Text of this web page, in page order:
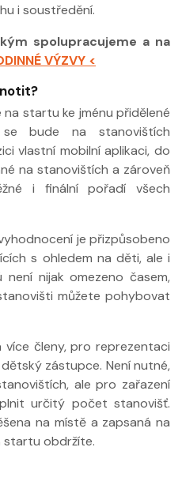
i soustředění.
spolupracujeme a na
VÝZVY <
startu ke jménu přidělené
bude na stanovištích
vlastní mobilní aplikaci, do
na stanovištích a zároveň
i finální pořadí všech
je přizpůsobeno
s ohledem na děti, ale i
není nijak omezeno časem,
můžete pohybovat
členy, pro reprezentaci
zástupce. Není nutné,
ale pro zařazení
určitý počet stanovišť.
na místě a zapsaná na
startu obdržíte.